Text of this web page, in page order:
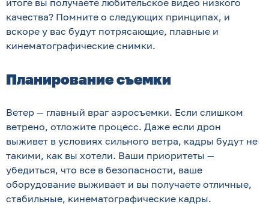
итоге вы получаете любительское видео низкого
качества? Помните о следующих принципах, и
вскоре у вас будут потрясающие, плавные и
кинематографические снимки.
Планирование съемки
Ветер — главный враг аэросъемки. Если слишком
ветрено, отложите процесс. Даже если дрон
выживет в условиях сильного ветра, кадры будут не
такими, как вы хотели. Ваши приоритеты —
убедиться, что все в безопасности, ваше
оборудование выживает и вы получаете отличные,
стабильные, кинематографические кадры.